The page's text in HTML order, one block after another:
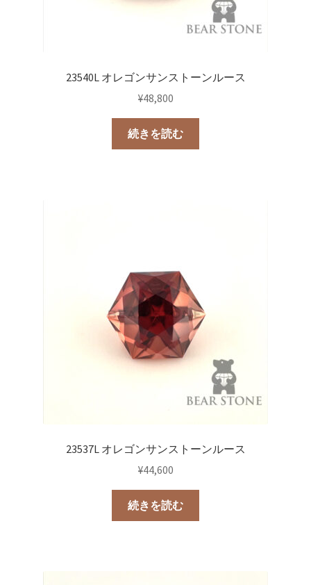
23540L オレゴンサンストーンルース
¥48,800
続きを読む
23537L オレゴンサンストーンルース
¥44,600
続きを読む